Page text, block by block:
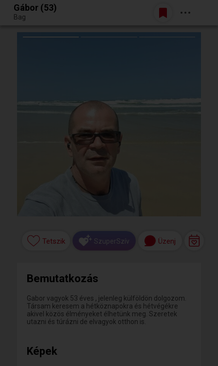
Egy jó randiból bármi lehet.
Belépés
Gábor (53)
Bag
Tetszik SzuperSzív Üzenj
Bemutatkozás
Gabor vagyok 53 éves , jelenleg külföldön dolgozom.
Társam keresem a hétköznapokra és hétvégékre
akivel közös élményeket élhetünk meg. Szeretek
utazni és túrázni de elvagyok otthon is.
Képek